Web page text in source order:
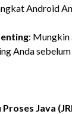
Android
: Mungkin
Anda
Java